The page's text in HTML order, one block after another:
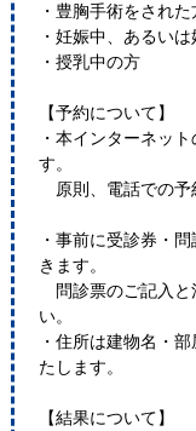
・豊胸手術をされた
・妊娠中、あるい
・授乳中の方
【予約について】
・本インターネッ
す。
原則、電話での予
・事前に受診券・
きます。
問診票のご記入と
い。
・住所は建物名・
たします。
【結果について】